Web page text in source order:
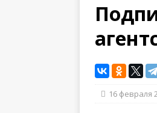
16 февраля